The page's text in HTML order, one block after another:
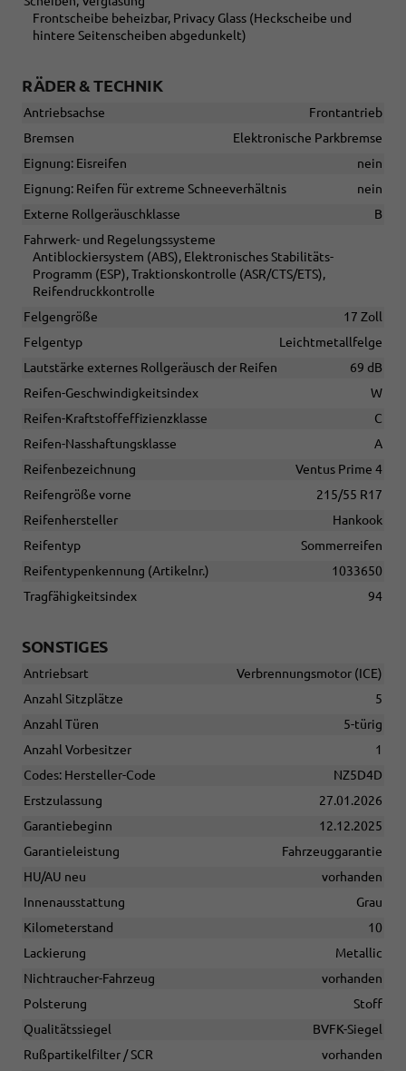
Frontscheibe beheizbar, Privacy Glass (Heckscheibe und
hintere Seitenscheiben abgedunkelt)
RÄDER & TECHNIK
Antriebsachse
Frontantrieb
Bremsen
Elektronische Parkbremse
Eignung: Eisreifen
nein
Eignung: Reifen für extreme Schneeverhältnis
nein
Externe Rollgeräuschklasse
B
Fahrwerk- und Regelungssysteme
Antiblockiersystem (ABS), Elektronisches Stabilitäts-
Programm (ESP), Traktionskontrolle (ASR/CTS/ETS),
Reifendruckkontrolle
Felgengröße
17 Zoll
Felgentyp
Leichtmetallfelge
Lautstärke externes Rollgeräusch der Reifen
69 dB
Reifen-Geschwindigkeitsindex
W
Reifen-Kraftstoffeffizienzklasse
C
Reifen-Nasshaftungsklasse
A
Reifenbezeichnung
Ventus Prime 4
Reifengröße vorne
215/55 R17
Reifenhersteller
Hankook
Reifentyp
Sommerreifen
Reifentypenkennung (Artikelnr.)
1033650
Tragfähigkeitsindex
94
SONSTIGES
Antriebsart
Verbrennungsmotor (ICE)
Anzahl Sitzplätze
5
Anzahl Türen
5-türig
Anzahl Vorbesitzer
1
Codes: Hersteller-Code
NZ5D4D
Erstzulassung
27.01.2026
Garantiebeginn
12.12.2025
Garantieleistung
Fahrzeuggarantie
HU/AU neu
vorhanden
Innenausstattung
Grau
Kilometerstand
10
Lackierung
Metallic
Nichtraucher-Fahrzeug
vorhanden
Polsterung
Stoff
Qualitätssiegel
BVFK-Siegel
Rußpartikelfilter / SCR
vorhanden